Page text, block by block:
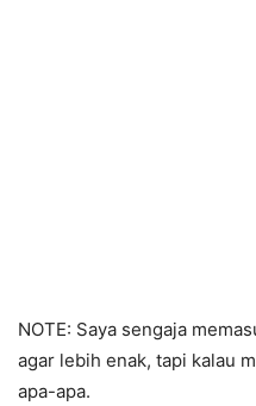
NOTE: Saya sengaja
agar lebih enak, tapi kalau
apa-apa.